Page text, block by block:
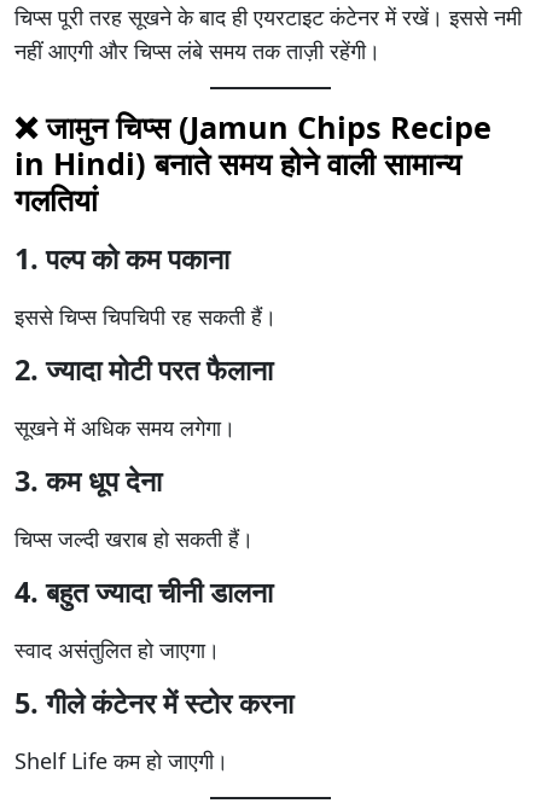
चिप्स पूरी तरह सूखने के बाद ही एयरटाइट कंटेनर में रखें। इससे नमी
नहीं आएगी और चिप्स लंबे समय तक ताज़ी रहेंगी।
❌ जामुन चिप्स (Jamun Chips Recipe
in Hindi) बनाते समय होने वाली सामान्य
गलतियां
1. पल्प को कम पकाना
इससे चिप्स चिपचिपी रह सकती हैं।
2. ज्यादा मोटी परत फैलाना
सूखने में अधिक समय लगेगा।
3. कम धूप देना
चिप्स जल्दी खराब हो सकती हैं।
4. बहुत ज्यादा चीनी डालना
स्वाद असंतुलित हो जाएगा।
5. गीले कंटेनर में स्टोर करना
Shelf Life कम हो जाएगी।